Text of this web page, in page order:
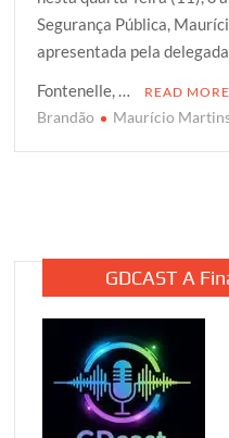
t
e
r
b
o
o
k
s
A
p
p
g
e
r
e
Segurança Pública,
apresentada pela
Fontenelle, …
READ MORE
Brandão Maurício
GDCAST A